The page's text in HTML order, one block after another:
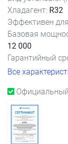
Хладагент: R32
Эффективен
Базовая
12 000
Гарантийный
Все